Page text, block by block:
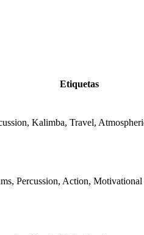
Etiquetas
Kalimba, Travel,
Percussion, Action, Motivational